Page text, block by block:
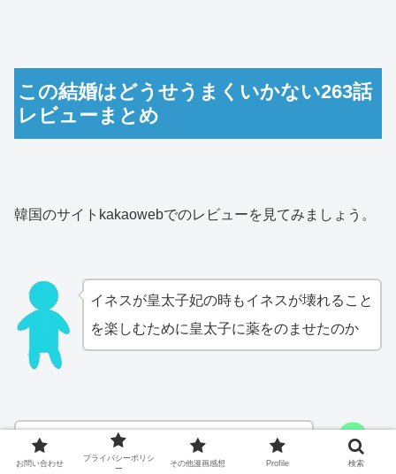
この結婚はどうせうまくいかない263話
レビューまとめ
韓国のサイトkakaowebでのレビューを見てみましょう。
イネスが皇太子妃の時もイネスが壊れること
を楽しむために皇太子に薬をのませたのか
まさかオスカルがビビアナの命綱を握ってい
た？イネスが雲隠れしたから呼び出すため
お問い合わせ
プライバシーポリシ
ー
その他漫画感想 Profile 検索